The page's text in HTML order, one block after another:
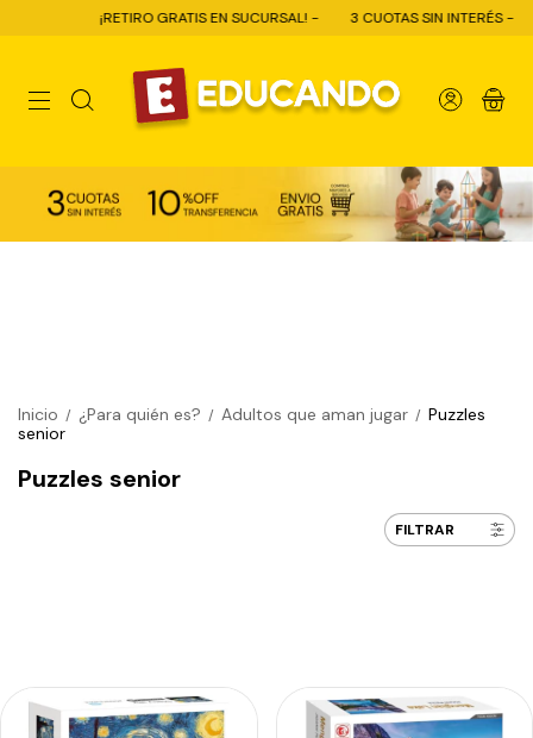
¡RETIRO GRATIS EN SUCURSAL! - 3 CUOTAS SIN INTERÉS - 10%
0
Inicio / ¿Para quién es? / Adultos que aman jugar / Puzzles
senior
Puzzles senior
FILTRAR